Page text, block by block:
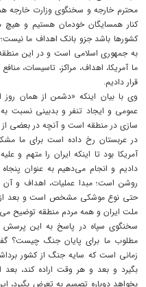
محترم خارجه و سخنگوی وزارت خارجه
کنار همسایگان خودمان هستیم و
کشورها باشد جزو بانک اهداف ما
به جمهوری اسلامی است و در این منطقه
ما آمریکا، اهداف، مراکز، تاسیسات،
قرار دادیم.
وی با بیان اینکه «دشمن از همان
عمومی و ایجاد تنفر و بدبینی نسبت
سازی در منطقه است و آنچه در بعضی از
در عربستان رخ داده است برای ما
آمریکا بود تا اینکه ایران را متهم و
روشن است؛ مبدا عملیات، اهداف و
حتی نوع موشکی مشخص است و بعد از هر
ملت ایران و همه مردم منطقه توضیح
سخنگوی سپاه در پاسخ به این پرسش
مطلوب ما برای پایان جنگ چیست؟
زمانی است که سایه جنگ از کشور
بگیرد و بعد و هر وقت اراده کند،
بخواهد دوباره تصمیم به تعرض بگیرد،